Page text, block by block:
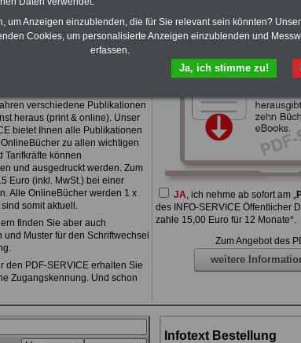
verschiedene Publikationen
heraus (print & online). Unser
bietet Ihnen alle Publikationen
zu allen wichtigen
Tarifkräfte können
und ausgedruckt werden. Zum
Euro (inkl. MwSt.) bei einer
Alle OnlineBücher werden 1 x
somit aktuell.
finden Sie aber auch
und Muster für den Schriftwechsel
den PDF-SERVICE erhalten Sie
Zugangskennung. Und schon
JA, ich nehme ab sofort am „
des INFO-SERVICE Öffentlicher
zahle 15,00 Euro für 12 Monate*.
Zum Angebot des
weitere
Infotext Bestellung
um Anzeigen einzublenden, die für Sie relevant sein könnten?
Cookies, um personalisierte Anzeigen einzublenden und
erfassen.
Ja, ich stimme zu!